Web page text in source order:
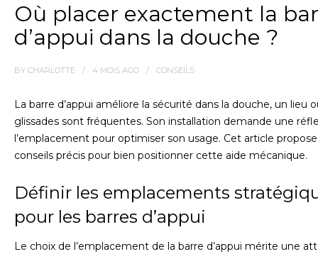
Où placer exactement la
d’appui dans la douche ?
BY CHARLOTTE 4 MOIS AGO CONSEILS
La barre d’appui améliore la sécurité dans la douche, un lieu
glissades sont fréquentes. Son installation demande une
l’emplacement pour optimiser son usage. Cet article
conseils précis pour bien positionner cette aide mécanique.
Définir les emplacements
pour les barres d’appui
Le choix de l’emplacement de la barre d’appui mérite une